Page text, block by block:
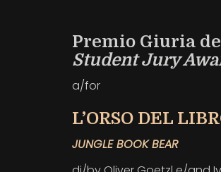
Premio Giuria
Student Jury
a/for
L’ORSO DEL
JUNGLE BOOK BEAR